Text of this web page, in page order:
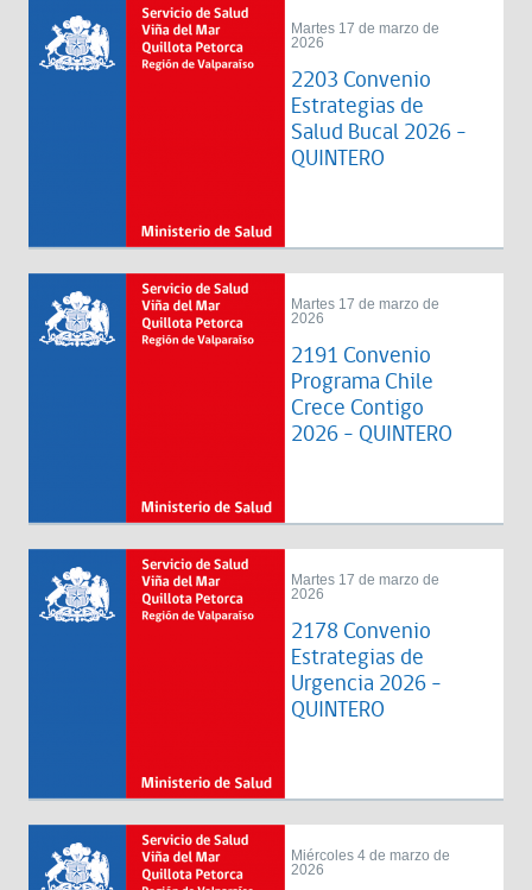
Martes 17 de marzo de
2026
2203 Convenio
Estrategias de
Salud Bucal 2026 -
QUINTERO
Martes 17 de marzo de
2026
2191 Convenio
Programa Chile
Crece Contigo
2026 - QUINTERO
Martes 17 de marzo de
2026
2178 Convenio
Estrategias de
Urgencia 2026 -
QUINTERO
Miércoles 4 de marzo de
2026